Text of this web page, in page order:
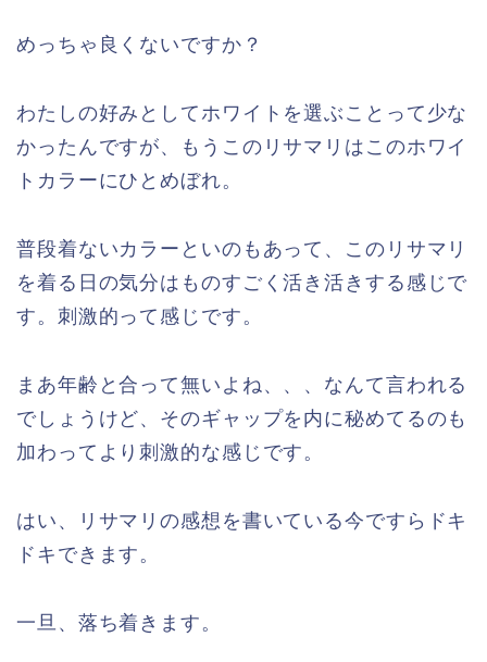
めっちゃ良くないですか？
わたしの好みとしてホワイトを選ぶことって少な
かったんですが、もうこのリサマリはこのホワイ
トカラーにひとめぼれ。
普段着ないカラーといのもあって、このリサマリ
を着る日の気分はものすごく活き活きする感じで
す。刺激的って感じです。
まあ年齢と合って無いよね、、、なんて言われる
でしょうけど、そのギャップを内に秘めてるのも
加わってより刺激的な感じです。
はい、リサマリの感想を書いている今ですらドキ
ドキできます。
一旦、落ち着きます。